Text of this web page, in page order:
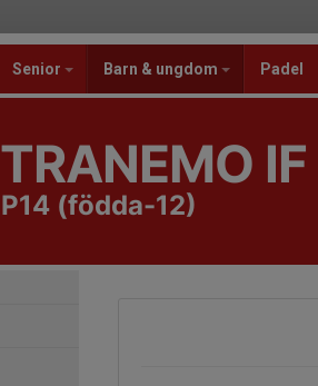
Senior Barn & ungdom Padel
TRANEMO
P14 (födda-12)